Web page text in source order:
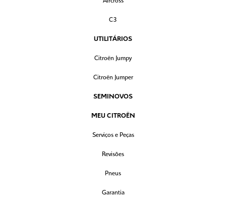
C3
UTILITÁRIOS
Citroën Jumpy
Citroën Jumper
SEMINOVOS
MEU CITROËN
Serviços e Peças
Revisões
Pneus
Garantia